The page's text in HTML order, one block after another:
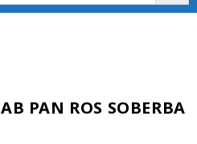
PAN ROS SOBERBA